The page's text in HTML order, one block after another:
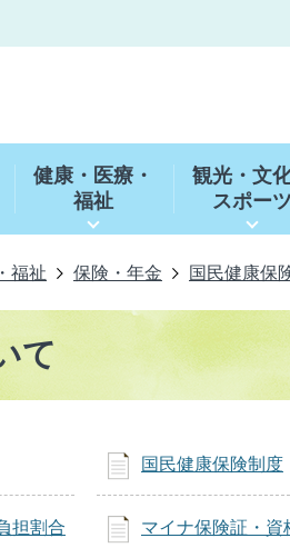
健康・医療・
福祉
観光・文
スポーツ
福祉 保険・年金 国民健康保
て
国民健康保険制度
担割合
マイナ保険証・